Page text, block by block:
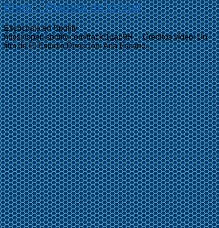
Elem – Planeta de cristal
Escúchala en Spotify
https://open.spotify.com/track/1gap9H… Créditos vídeo: Un
film de El Estudio Dirección: Ana Escario...